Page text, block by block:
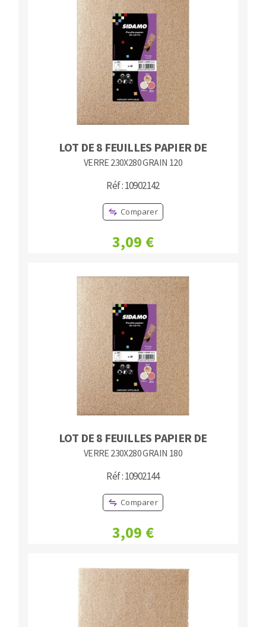
LOT DE 8 FEUILLES PAPIER DE
VERRE 230X280 GRAIN 120
Réf : 10902142
Comparer
3,09 €
LOT DE 8 FEUILLES PAPIER DE
VERRE 230X280 GRAIN 180
Réf : 10902144
Comparer
3,09 €